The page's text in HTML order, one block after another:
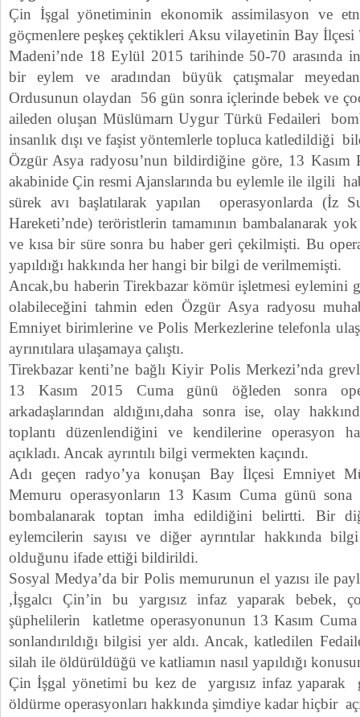
Çin İşgal yönetiminin ekonomik assimilasyon ve
göçmenlere peşkeş çektikleri Aksu vilayetinin Bay
Madeni’nde 18 Eylül 2015 tarihinde 50-70 arasında
bir eylem ve aradından büyük çatışmalar
Ordusunun olaydan 56 gün sonra içlerinde bebek ve
aileden oluşan Müslümarn Uygur Türkü Fedaileri
insanlık dışı ve faşist yöntemlerle topluca katledildiği
Özgür Asya radyosu’nun bildirdiğine göre, 13 Kasım
akabinide Çin resmi Ajanslarında bu eylemle ile ilgili
sürek avı başlatılarak yapılan operasyonlarda (İz
Hareketi’nde) teröristlerin tamamının bambalanarak
ve kısa bir süre sonra bu haber geri çekilmişti. Bu
yapıldığı hakkında her hangi bir bilgi de verilmemişti.
Ancak,bu haberin Tirekbazar kömür işletmesi eylemini
olabileceğini tahmin eden Özgür Asya radyosu
Emniyet birimlerine ve Polis Merkezlerine telefonla
ayrınıtılara ulaşamaya çalıştı.
Tirekbazar kenti’ne bağlı Kiyir Polis Merkezi’nda
13 Kasım 2015 Cuma günü öğleden sonra
arkadaşlarından aldığını,daha sonra ise, olay
toplantı düzenlendiğini ve kendilerine operasyon
açıkladı. Ancak ayrıntılı bilgi vermekten kaçındı.
Adı geçen radyo’ya konuşan Bay İlçesi Emniyet
Memuru operasyonların 13 Kasım Cuma günü
bombalanarak toptan imha edildiğini belirtti. Bir
eylemcilerin sayısı ve diğer ayrıntılar hakkında
olduğunu ifade ettiği bildirildi.
Sosyal Medya’da bir Polis memurunun el yazısı ile
,İşgalcı Çin’in bu yargısız infaz yaparak bebek,
şüphelilerin katletme operasyonunun 13 Kasım Cuma
sonlandırıldığı bilgisi yer aldı. Ancak, katledilen
silah ile öldürüldüğü ve katliamın nasıl yapıldığı
Çin İşgal yönetimi bu kez de yargısız infaz yaparak
öldürme operasyonları hakkında şimdiye kadar hiçbir